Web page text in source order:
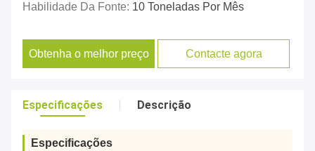
Habilidade Da Fonte: 10 Toneladas Por Mês
Obtenha o melhor preço Contacte agora
Especificações Descrição
Especificações